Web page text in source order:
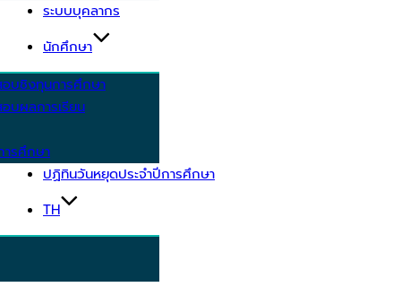
ระบบบุคลากร
นักศึกษา
บชิงทุนการศึกษา
บผลการเรียน
รศึกษา
ปฏิทินวันหยุดประจำปีการศึกษา
TH